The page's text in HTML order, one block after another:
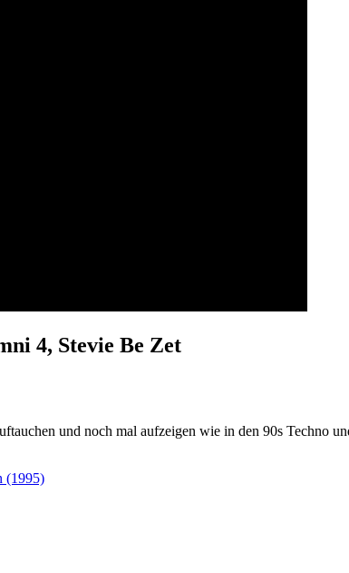
4, Stevie Be Zet
und noch mal aufzeigen wie in den 90s Techno
(1995)